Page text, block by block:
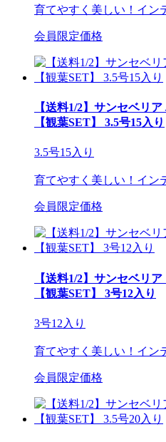
育てやすく美しい！イン
会員限定価格
【送料1/2】サンセベリ
【観葉SET】 3.5号15入り
3.5号15入り
育てやすく美しい！イン
会員限定価格
【送料1/2】サンセベリ
【観葉SET】 3号12入り
3号12入り
育てやすく美しい！イン
会員限定価格